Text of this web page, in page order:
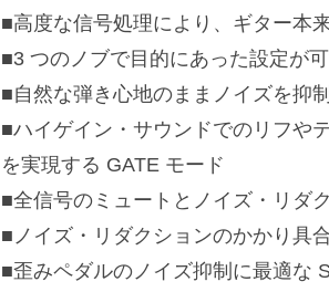
■高度な信号処理により、ギター本
■3 つのノブで目的にあった設定が
■自然な弾き心地のままノイズを抑
■ハイゲイン・サウンドでのリフや
を実現する GATE モード
■全信号のミュートとノイズ・リダ
■ノイズ・リダクションのかかり具
■歪みペダルのノイズ抑制に最適な